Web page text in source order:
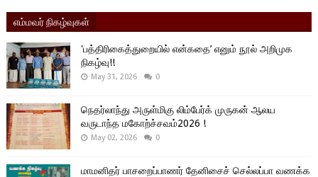
எம்மவர் நிகழ்வுகள்
'பத்திரிகைத்துறையில் என்கதை’ எனும் நூல் அறிமுக
நிகழ்வு!!
May 31, 2026 0
நெதர்லாந்து அருள்மிகு லிம்பேர்க் முருகன் ஆலய
வருடாந்த மகோற்ச்சவம்2026 !
May 02, 2026 0
மாமனிதர் பாசறைப்பாணர் தேனிசைச் செல்லப்பா வணக்க